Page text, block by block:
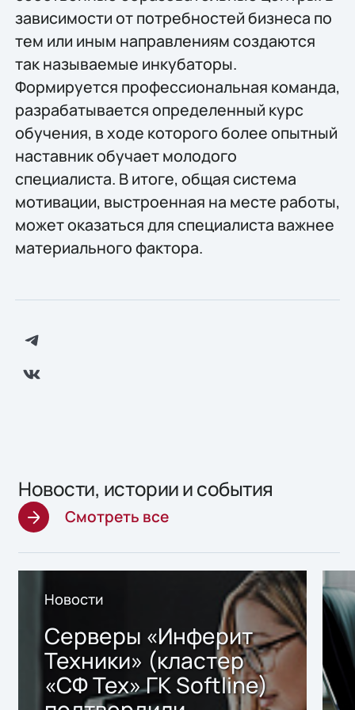
зависимости от потребностей бизнеса по
тем или иным направлениям создаются
так называемые инкубаторы.
Формируется профессиональная команда,
разрабатывается определенный курс
обучения, в ходе которого более опытный
наставник обучает молодого
специалиста. В итоге, общая система
мотивации, выстроенная на месте работы,
может оказаться для специалиста важнее
материального фактора.
Новости, истории и события
Смотреть все
Новости
Серверы «Инферит
Техники» (кластер
«СФ Тех» ГК Softline)